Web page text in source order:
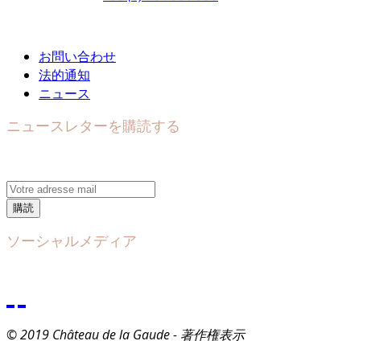
お問い合わせ
法的通知
ニュース
ニュースレターを購読する
購読
ソーシャルメディア
© 2019 Château de la Gaude - 著作権表示